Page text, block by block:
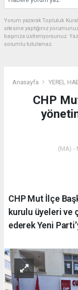
Yorum yazarak Topluluk
sitesine yaptığınız
başınıza üstleniyorsunuz.
sorumlu tutulamaz.
Anasayfa YEREL
CHP
(MA) -
CHP Mut İlçe
kurulu üyeleri ve
ederek Yeni